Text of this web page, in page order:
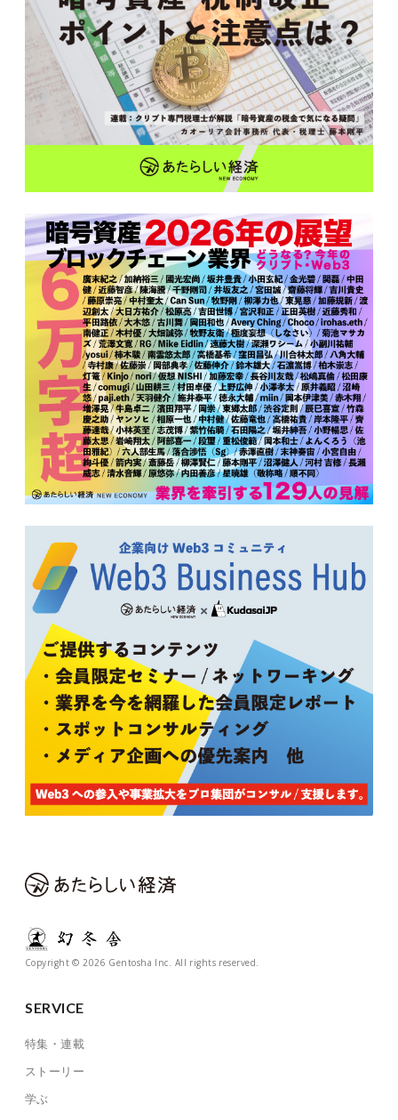
Copyright © 2026 Gentosha Inc. All rights reserved.
SERVICE
特集・連載
ストーリー
学ぶ